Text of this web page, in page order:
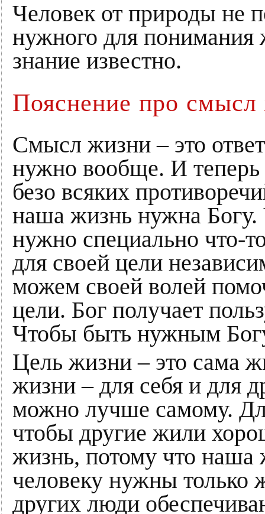
Человек от природы не
нужного для понимания
знание известно.
Пояснение про
Смысл жизни – это
нужно вообще. И теперь
безо всяких
наша жизнь нужна
нужно специально что-
для своей цели
можем своей волей
цели. Бог получает
Чтобы быть нужным
Цель жизни – это сама
жизни – для себя и для
можно лучше самому.
чтобы другие жили
жизнь, потому что наша
человеку нужны только
других люди